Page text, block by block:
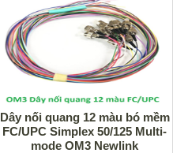
Dây nối quang 12 màu bó mềm
FC/UPC Simplex 50/125 Multi-
mode OM3 Newlink